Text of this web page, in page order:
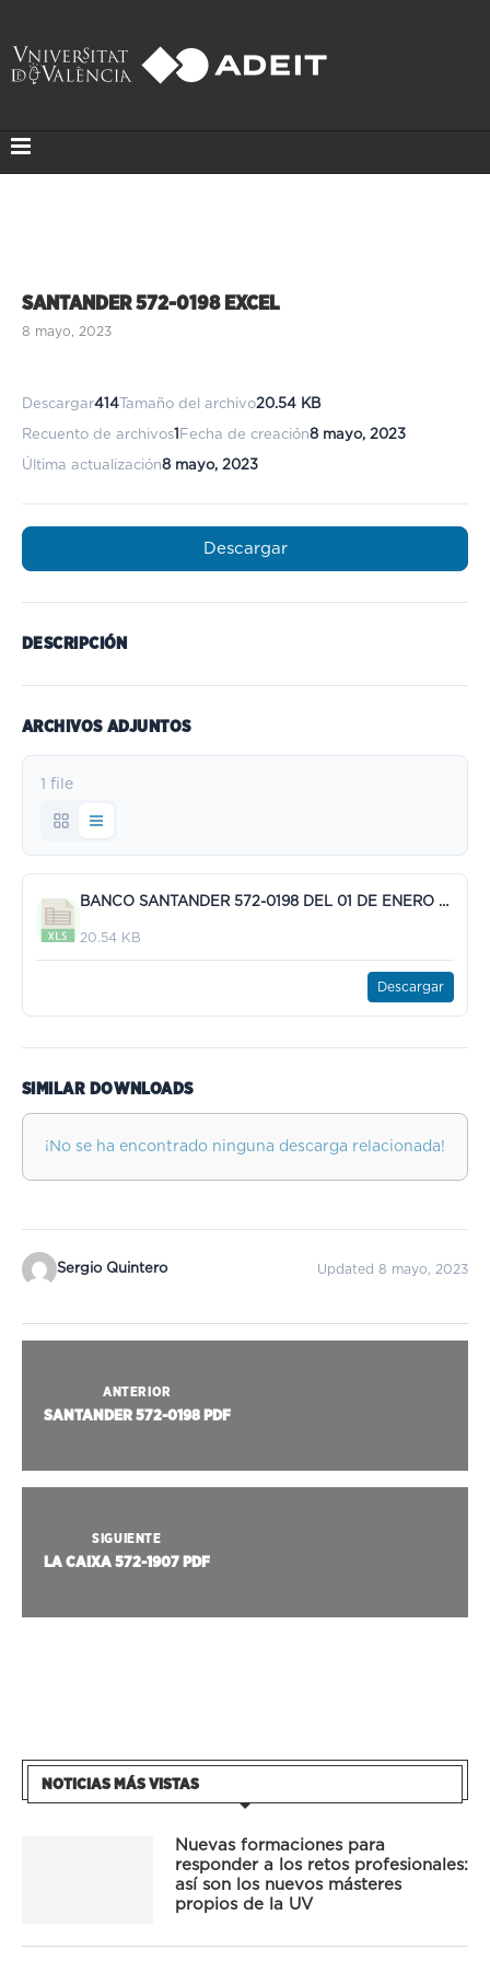
SANTANDER 572-0198 EXCEL
8 mayo, 2023
Descargar414 Tamaño del archivo20.54 KB
Recuento de archivos1 Fecha de creación8 mayo, 2023
Última actualización8 mayo, 2023
Descargar
DESCRIPCIÓN
ARCHIVOS ADJUNTOS
1 file
BANCO SANTANDER 572-0198 DEL 01 DE ENERO AL 31 DE MARZO DE 2023.xlsx
20.54 KB
Descargar
SIMILAR DOWNLOADS
¡No se ha encontrado ninguna descarga relacionada!
Sergio Quintero Updated 8 mayo, 2023
ANTERIOR
SANTANDER 572-0198 PDF
SIGUIENTE
LA CAIXA 572-1907 PDF
NOTICIAS MÁS VISTAS
Nuevas formaciones para
responder a los retos profesionales:
así son los nuevos másteres
propios de la UV